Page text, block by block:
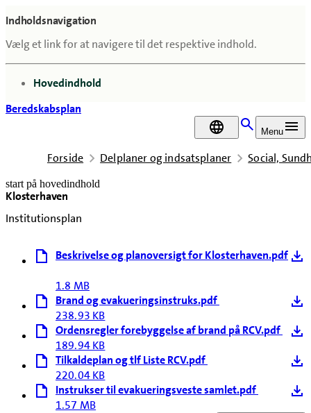
Indholdsnavigation
Vælg et link for at navigere til det respektive indhold.
gå til
Hovedindhold
Beredskabsplan
DA
Menu
Forside Delplaner og indsatsplaner Social,
start på hovedindhold
Klosterhaven
Institutionsplan
senest opdateret 12. september 2025
Beskrivelse og planoversigt for Klosterhaven.pdf
1.8 MB
Brand og evakueringsinstruks.pdf
238.93 KB
Ordensregler forebyggelse af brand på RCV.pdf
189.94 KB
Tilkaldeplan og tlf Liste RCV.pdf
220.04 KB
Instrukser til evakueringsveste samlet.pdf
1.57 MB